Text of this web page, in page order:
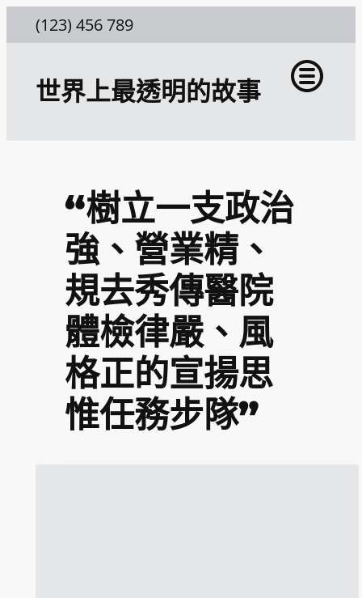
至
(123) 456 789
世界上最透明的故事
“樹立一支政治
強、營業精、
規去秀傳醫院
體檢律嚴、風
格正的宣揚思
惟任務步隊”